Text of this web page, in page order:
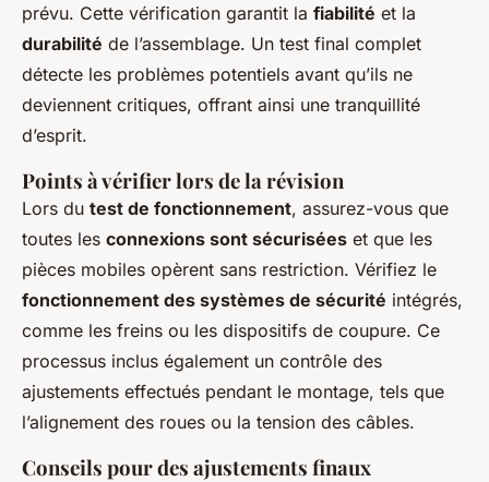
prévu. Cette vérification garantit la fiabilité et la
durabilité de l’assemblage. Un test final complet
détecte les problèmes potentiels avant qu’ils ne
deviennent critiques, offrant ainsi une tranquillité
d’esprit.
Points à vérifier lors de la révision
Lors du test de fonctionnement, assurez-vous que
toutes les connexions sont sécurisées et que les
pièces mobiles opèrent sans restriction. Vérifiez le
fonctionnement des systèmes de sécurité intégrés,
comme les freins ou les dispositifs de coupure. Ce
processus inclus également un contrôle des
ajustements effectués pendant le montage, tels que
l’alignement des roues ou la tension des câbles.
Conseils pour des ajustements finaux